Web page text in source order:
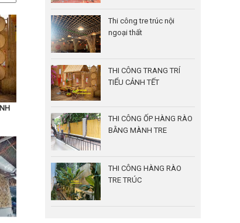
Thi công tre trúc nội
ngoại thất
THI CÔNG TRANG TRÍ
TIỂU CẢNH TẾT
THI CÔNG ỐP HÀNG RÀO
BẰNG MÀNH TRE
THI CÔNG HÀNG RÀO
TRE TRÚC